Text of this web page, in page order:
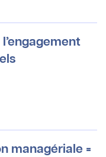
managériale =